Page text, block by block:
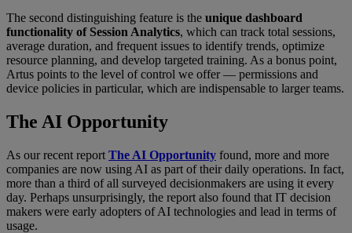
The second distinguishing feature is the unique dashboard
functionality of Session Analytics, which can track total sessions,
average duration, and frequent issues to identify trends, optimize
resource planning, and develop targeted training. As a bonus point,
Artus points to the level of control we offer — permissions and
device policies in particular, which are indispensable to larger teams.
The AI Opportunity
As our recent report The AI Opportunity found, more and more
companies are now using AI as part of their daily operations. In fact,
more than a third of all surveyed decisionmakers are using it every
day. Perhaps unsurprisingly, the report also found that IT decision
makers were early adopters of AI technologies and lead in terms of
usage.